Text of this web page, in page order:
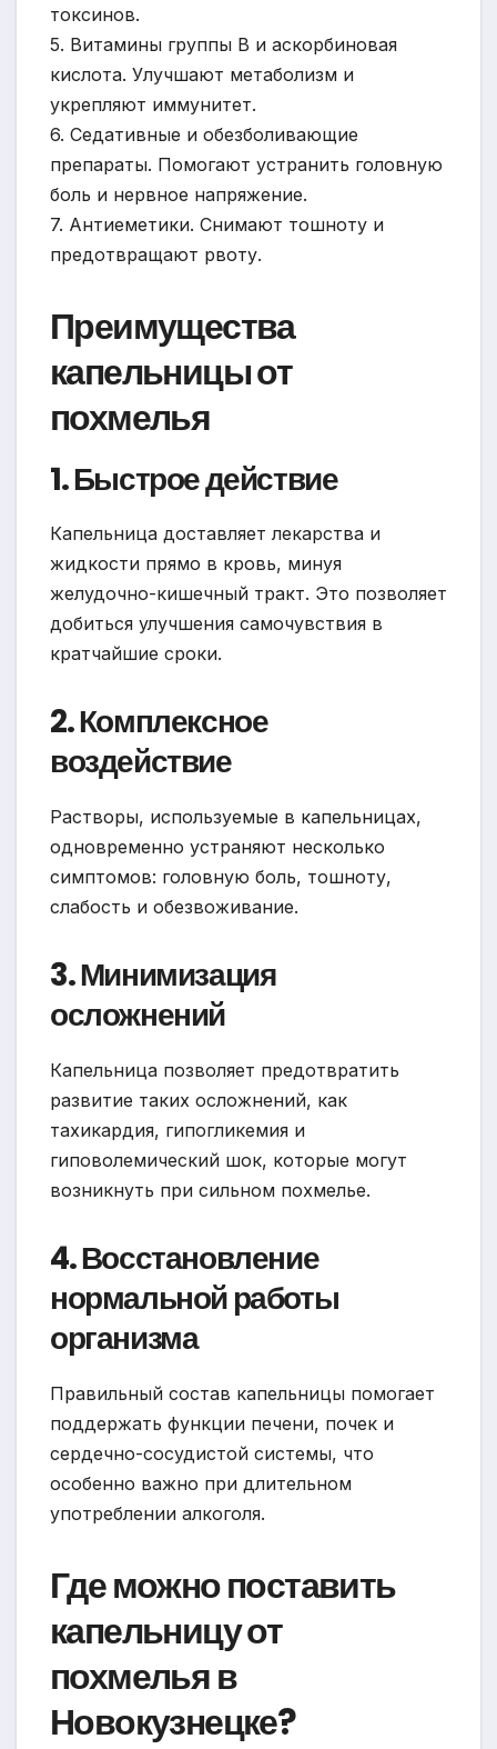
токсинов.
5. Витамины группы B и аскорбиновая
кислота. Улучшают метаболизм и
укрепляют иммунитет.
6. Седативные и обезболивающие
препараты. Помогают устранить головную
боль и нервное напряжение.
7. Антиеметики. Снимают тошноту и
предотвращают рвоту.
Преимущества
капельницы от
похмелья
1. Быстрое действие
Капельница доставляет лекарства и
жидкости прямо в кровь, минуя
желудочно-кишечный тракт. Это позволяет
добиться улучшения самочувствия в
кратчайшие сроки.
2. Комплексное
воздействие
Растворы, используемые в капельницах,
одновременно устраняют несколько
симптомов: головную боль, тошноту,
слабость и обезвоживание.
3. Минимизация
осложнений
Капельница позволяет предотвратить
развитие таких осложнений, как
тахикардия, гипогликемия и
гиповолемический шок, которые могут
возникнуть при сильном похмелье.
4. Восстановление
нормальной работы
организма
Правильный состав капельницы помогает
поддержать функции печени, почек и
сердечно-сосудистой системы, что
особенно важно при длительном
употреблении алкоголя.
Где можно поставить
капельницу от
похмелья в
Новокузнецке?